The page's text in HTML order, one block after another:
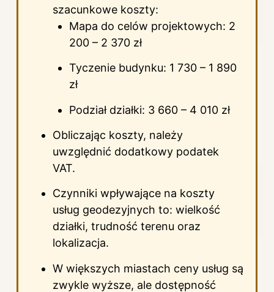
szacunkowe koszty:
Mapa do celów projektowych: 2
200 – 2 370 zł
Tyczenie budynku: 1 730 – 1 890
zł
Podział działki: 3 660 – 4 010 zł
Obliczając koszty, należy
uwzględnić dodatkowy podatek
VAT.
Czynniki wpływające na koszty
usług geodezyjnych to: wielkość
działki, trudność terenu oraz
lokalizacja.
W większych miastach ceny usług są
zwykle wyższe, ale dostępność